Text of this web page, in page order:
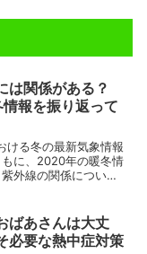
は関係がある？
報を振り返って
ける冬の最新気象情報
に、2020年の暖冬情
外線の関係について
ばあさんは大丈
必要な熱中症対策